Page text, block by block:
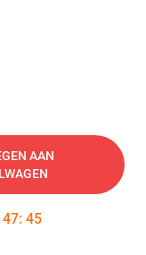
AAN
47: 45